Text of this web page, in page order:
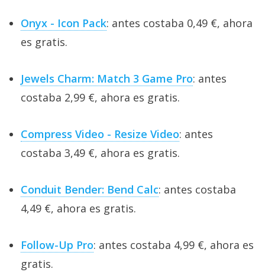
Onyx - Icon Pack: antes costaba 0,49 €, ahora
es gratis.
Jewels Charm: Match 3 Game Pro: antes
costaba 2,99 €, ahora es gratis.
Compress Video - Resize Video: antes
costaba 3,49 €, ahora es gratis.
Conduit Bender: Bend Calc: antes costaba
4,49 €, ahora es gratis.
Follow-Up Pro: antes costaba 4,99 €, ahora es
gratis.